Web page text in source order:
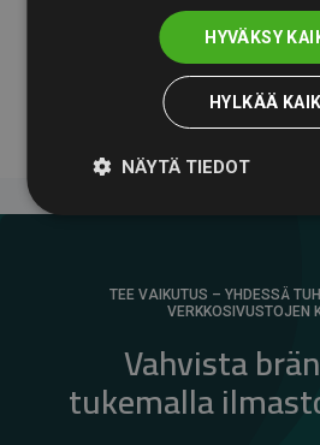
arvioiduista CO₂-päästöistä
selkeä todiste toimintatapamme
TEE VAIKUTUS – YHDESSÄ
VERKKOSIVUSTOJEN
Vahvista
tukemalla
HYVÄKSY
HYLKÄÄ
NÄYTÄ TIEDOT